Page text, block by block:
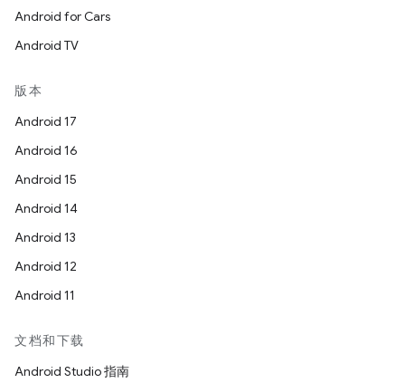
Android for Cars
Android TV
版本
Android 17
Android 16
Android 15
Android 14
Android 13
Android 12
Android 11
文档和下载
Android Studio 指南